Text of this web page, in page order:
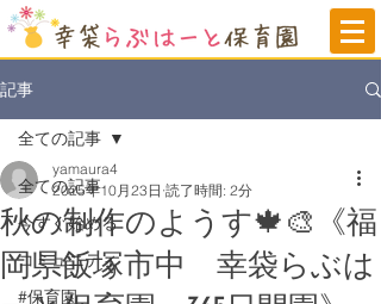
記事
全ての記事
今すぐ始める
コミュニティ
#保育園
全ての記事
秋の制作のようす🍁🎨《福
岡県飯塚市中 幸袋らぶは
yamaura4
2025年10月23日 読了時間: 2分